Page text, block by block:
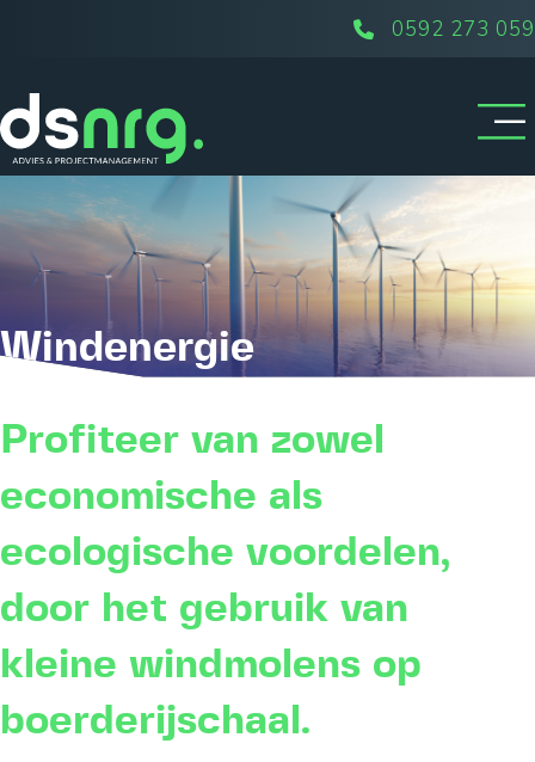
0592 273 059
Windenergie
Profiteer van zowel
economische als
ecologische voordelen,
door het gebruik van
kleine windmolens op
boerderijschaal.